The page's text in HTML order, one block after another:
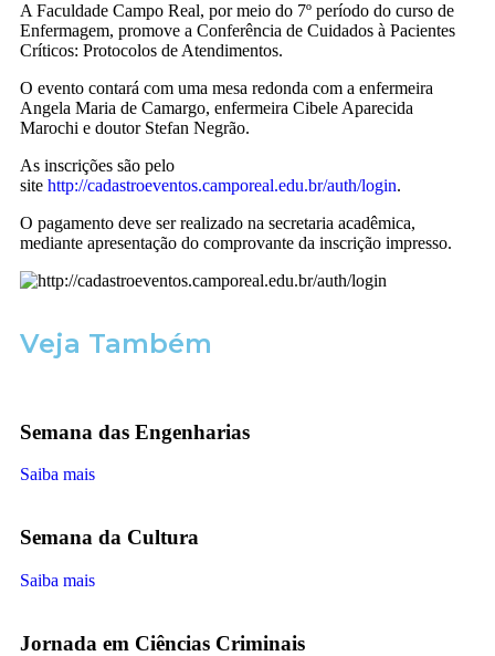
A Faculdade Campo Real, por meio do 7º período do curso de
Enfermagem, promove a Conferência de Cuidados à Pacientes
Críticos: Protocolos de Atendimentos.
O evento contará com uma mesa redonda com a enfermeira
Angela Maria de Camargo, enfermeira Cibele Aparecida
Marochi e doutor Stefan Negrão.
As inscrições são pelo
site http://cadastroeventos.camporeal.edu.br/auth/login.
O pagamento deve ser realizado na secretaria acadêmica,
mediante apresentação do comprovante da inscrição impresso.
Veja Também
Semana das Engenharias
Saiba mais
Semana da Cultura
Saiba mais
Jornada em Ciências Criminais